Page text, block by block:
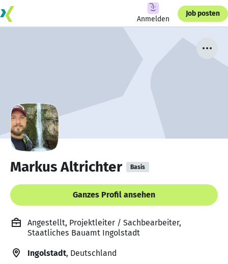
Anmelden
Job posten
Markus Altrichter Basis
Ganzes Profil ansehen
Angestellt, Projektleiter / Sachbearbeiter,
Staatliches Bauamt Ingolstadt
Ingolstadt, Deutschland